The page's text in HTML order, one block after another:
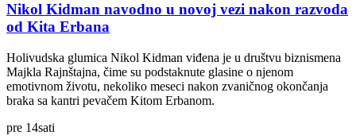
Nikol Kidman navodno u novoj vezi nakon razvoda
od Kita Erbana
Holivudska glumica Nikol Kidman viđena je u društvu biznismena
Majkla Rajnštajna, čime su podstaknute glasine o njenom
emotivnom životu, nekoliko meseci nakon zvaničnog okončanja
braka sa kantri pevačem Kitom Erbanom.
pre 14sati